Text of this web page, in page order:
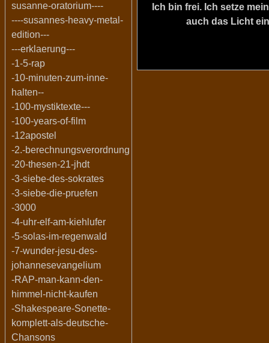
susanne-oratorium----
----susannes-heavy-metal-
edition---
---erklaerung---
-1-5-rap
-10-minuten-zum-inne-
halten--
-100-mystiktexte---
-100-years-of-film
-12apostel
-2.-berechnungsverordnung
-20-thesen-21-jhdt
-3-siebe-des-sokrates
-3-siebe-die-pruefen
-3000
-4-uhr-elf-am-kiehlufer
-5-solas-im-regenwald
-7-wunder-jesu-des-
johannesevangelium
-RAP-man-kann-den-
himmel-nicht-kaufen
-Shakespeare-Sonette-
komplett-als-deutsche-
Chansons
Ich bin frei. Ich setze
auch das Licht